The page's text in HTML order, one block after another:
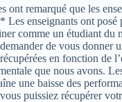
ont remarqué que les
enseignants ont
comme un étudiant
de vous
en fonction
que nous avons.
une baisse des
puissiez récupérer